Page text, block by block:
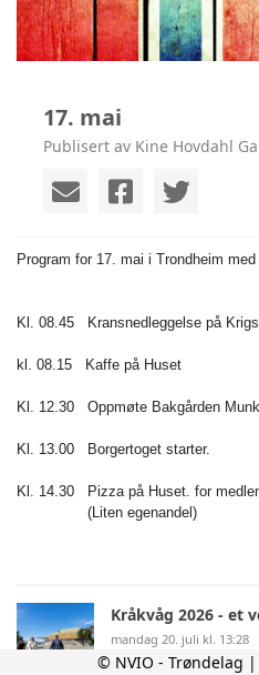
17. mai
Publisert av Kine Hovdahl
Program for 17. mai i Trondheim
Kl. 08.45 Kransnedleggelse på
kl. 08.15 Kaffe på Huset
Kl. 12.30 Oppmøte Bakgården
Kl. 13.00 Borgertoget starter.
Kl. 14.30 Pizza på Huset. for
(Liten egenandel)
Kråkvåg 2026 - et
mandag 20. juli kl. 13:28
© NVIO - Trøndelag |